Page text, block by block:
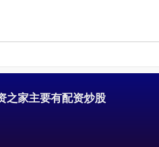
之家主要有配资炒股